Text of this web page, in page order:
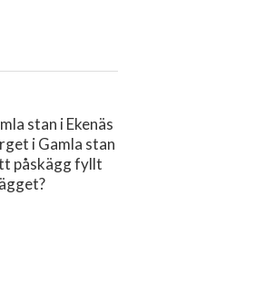
stan i Ekenäs
i Gamla stan
påskägg fyllt